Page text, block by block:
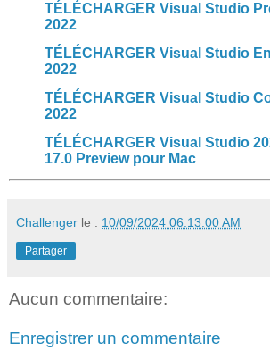
TÉLÉCHARGER Visual Studio
2022
TÉLÉCHARGER Visual Studio
2022
TÉLÉCHARGER Visual Studio
2022
TÉLÉCHARGER Visual Studio
17.0 Preview pour Mac
Challenger le : 10/09/2024 06:13:00 AM
Partager
Aucun commentaire:
Enregistrer un commentaire